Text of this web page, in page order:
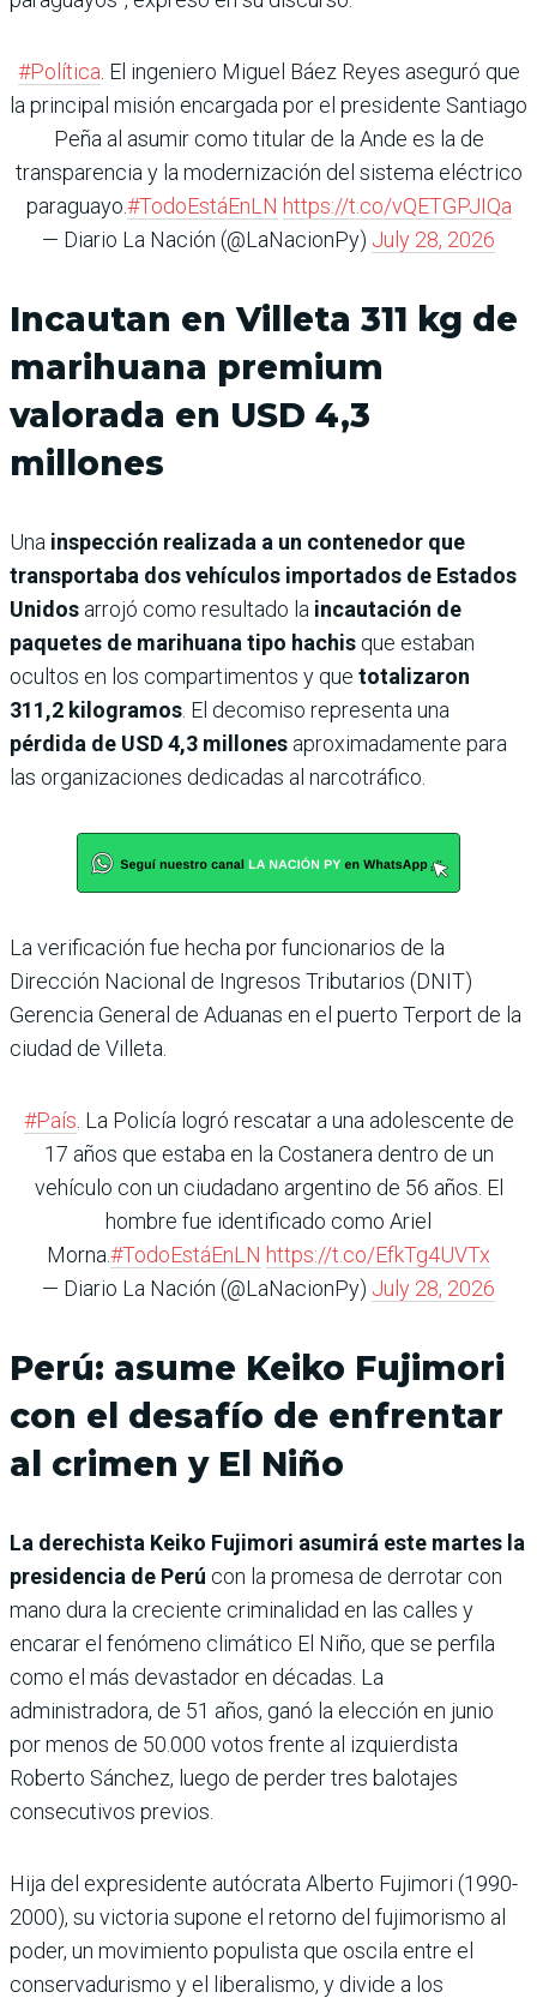
#Política . El ingeniero Miguel Báez Reyes aseguró que
la principal misión encargada por el presidente Santiago
Peña al asumir como titular de la Ande es la de
transparencia y la modernización del sistema eléctrico
paraguayo.#TodoEstáEnLN https://t.co/vQETGPJIQa
— Diario La Nación (@LaNacionPy) July 28, 2026
Incautan en Villeta 311 kg de
marihuana premium
valorada en USD 4,3
millones
Una inspección realizada a un contenedor que
transportaba dos vehículos importados de Estados
Unidos arrojó como resultado la incautación de
paquetes de marihuana tipo hachis que estaban
ocultos en los compartimentos y que totalizaron
311,2 kilogramos . El decomiso representa una
pérdida de USD 4,3 millones aproximadamente para
las organizaciones dedicadas al narcotráfico.
La verificación fue hecha por funcionarios de la
Dirección Nacional de Ingresos Tributarios (DNIT)
Gerencia General de Aduanas en el puerto Terport de la
ciudad de Villeta.
#País . La Policía logró rescatar a una adolescente de
17 años que estaba en la Costanera dentro de un
vehículo con un ciudadano argentino de 56 años. El
hombre fue identificado como Ariel
Morna.#TodoEstáEnLN https://t.co/EfkTg4UVTx
— Diario La Nación (@LaNacionPy) July 28, 2026
Perú: asume Keiko Fujimori
con el desafío de enfrentar
al crimen y El Niño
La derechista Keiko Fujimori asumirá este martes la
presidencia de Perú con la promesa de derrotar con
mano dura la creciente criminalidad en las calles y
encarar el fenómeno climático El Niño, que se perfila
como el más devastador en décadas. La
administradora, de 51 años, ganó la elección en junio
por menos de 50.000 votos frente al izquierdista
Roberto Sánchez, luego de perder tres balotajes
consecutivos previos.
Hija del expresidente autócrata Alberto Fujimori (1990-
2000), su victoria supone el retorno del fujimorismo al
poder, un movimiento populista que oscila entre el
conservadurismo y el liberalismo, y divide a los